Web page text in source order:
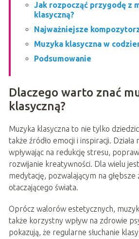
Jak rozpocząć przygodę z
klasyczną?
Najważniejsze
Muzyka klasyczna w
Podsumowanie
Dlaczego warto znać
klasyczną?
Muzyka klasyczna to nie tylko
także źródło emocji i inspiracji. Działa
wpływając na redukcję stresu,
rozwijanie kreatywności. Dla wielu
medytację, pozwalającym na
otaczającego świata.
Oprócz walorów estetycznych,
także korzystny wpływ na zdrowie
pokazują, że regularne słuchanie